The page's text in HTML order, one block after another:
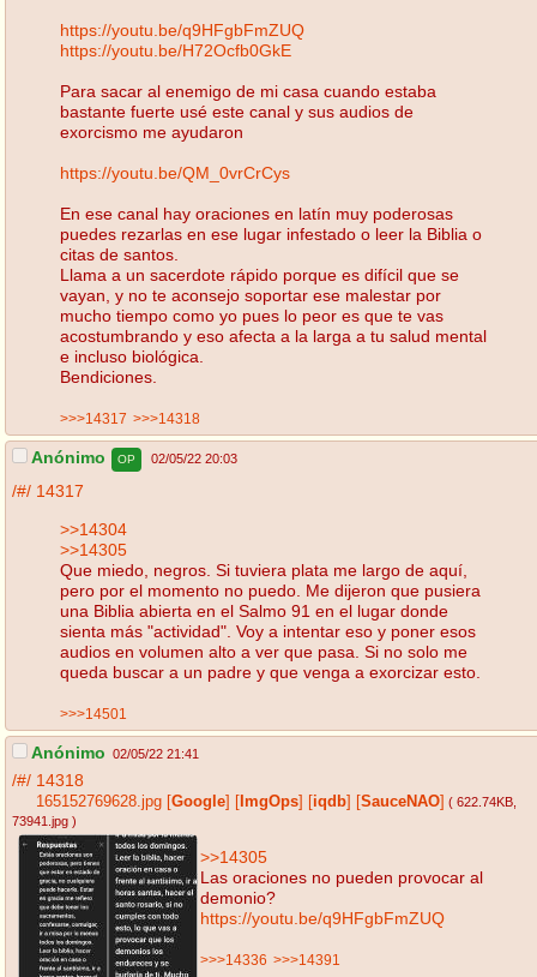
https://youtu.be/q9HFgbFmZUQ
https://youtu.be/H72Ocfb0GkE
Para sacar al enemigo de mi casa cuando estaba
bastante fuerte usé este canal y sus audios de
exorcismo me ayudaron
https://youtu.be/QM_0vrCrCys
En ese canal hay oraciones en latín muy poderosas
puedes rezarlas en ese lugar infestado o leer la Biblia o
citas de santos.
Llama a un sacerdote rápido porque es difícil que se
vayan, y no te aconsejo soportar ese malestar por
mucho tiempo como yo pues lo peor es que te vas
acostumbrando y eso afecta a la larga a tu salud mental
e incluso biológica.
Bendiciones.
>>>14317 >>>14318
Anónimo OP 02/05/22 20:03
/#/ 14317
>>14304
>>14305
Que miedo, negros. Si tuviera plata me largo de aquí,
pero por el momento no puedo. Me dijeron que pusiera
una Biblia abierta en el Salmo 91 en el lugar donde
sienta más "actividad". Voy a intentar eso y poner esos
audios en volumen alto a ver que pasa. Si no solo me
queda buscar a un padre y que venga a exorcizar esto.
>>>14501
Anónimo 02/05/22 21:41
/#/ 14318
165152769628.jpg Google ImgOps iqdb SauceNAO ( 622.74KB
73941.jpg )
>>14305
Las oraciones no pueden provocar al
demonio?
https://youtu.be/q9HFgbFmZUQ
>>>14336 >>>14391